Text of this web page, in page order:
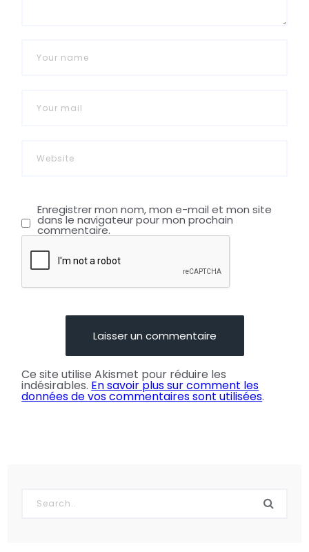
Enregistrer mon nom, mon e-mail et mon site
dans le navigateur pour mon prochain
commentaire.
Ce site utilise Akismet pour réduire les
indésirables. En savoir plus sur comment les
données de vos commentaires sont utilisées.